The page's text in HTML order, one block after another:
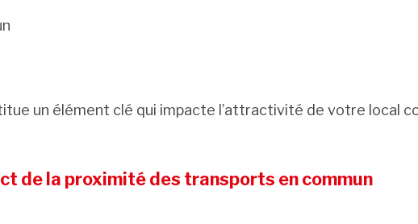
un élément clé qui impacte l’attractivité de votre local
de la proximité des transports en commun